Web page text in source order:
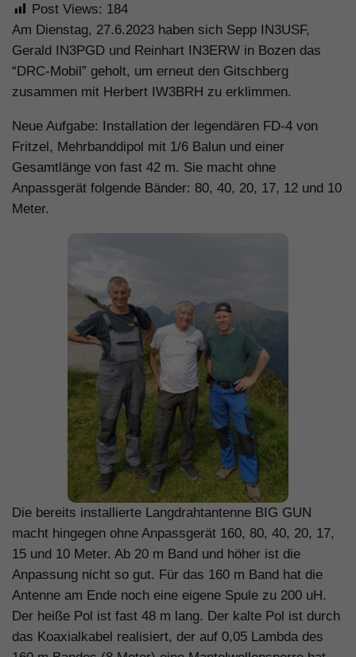
Post Views: 184
Am Dienstag, 27.6.2023 haben sich Sepp IN3USF,
Gerald IN3PGD und Reinhart IN3ERW in Bozen das
“DRC-Mobil” geholt, um erneut den Gitschberg
zusammen mit Herbert IW3BRH zu erklimmen.
Neue Aufgabe: Installation der legendären FD-4 von
Fritzel, Mehrbanddipol mit 1/6 Balun und einer
Gesamtlänge von fast 42 m. Sie macht ohne
Anpassgerät folgende Bänder: 80, 40, 20, 17, 12 und 10
Meter.
Die bereits installierte Langdrahtantenne BIG GUN
macht hingegen ohne Anpassgerät 160, 80, 40, 20, 17,
15 und 10 Meter. Ab 20 m Band und höher ist die
Anpassung nicht so gut. Für das 160 m Band hat die
Antenne am Ende noch eine eigene Spule zu 200 uH.
Der heiße Pol ist fast 48 m lang. Der kalte Pol ist durch
das Koaxialkabel realisiert, der auf 0,05 Lambda des